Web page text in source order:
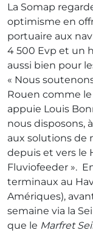
La Somap
optimisme en
portuaire aux
4 500 Evp et un
aussi bien pour
« Nous
Rouen comme
appuie Louis
nous disposons,
aux solutions de
depuis et vers le
Fluviofeeder ».
terminaux au
Amériques),
semaine via la
que le Marfret